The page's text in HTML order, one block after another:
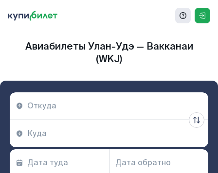
Авиабилеты Улан-Удэ — Вакканаи
(WKJ)